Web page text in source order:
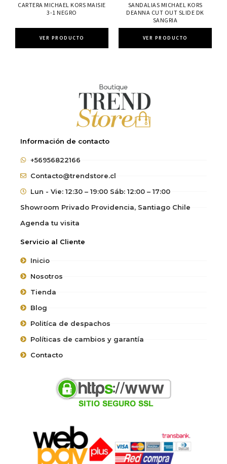
CARTERA MICHAEL KORS MAISIE
3-1 NEGRO
VER PRODUCTO
SANDALIAS MICHAEL KORS
DEANNA CUT OUT SLIDE DK
SANGRIA
VER PRODUCTO
Información de contacto
+56956822166
Contacto@trendstore.cl
Lun - Vie: 12:30 – 19:00 Sáb: 12:00 – 17:00
Showroom Privado Providencia, Santiago Chile
Agenda tu visita
Servicio al Cliente
Inicio
Nosotros
Tienda
Blog
Politíca de despachos
Políticas de cambios y garantía
Contacto